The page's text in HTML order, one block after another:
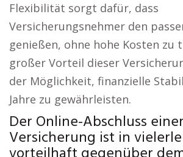
Flexibilität sorgt dafür, dass
Versicherungsnehmer den
genießen, ohne hohe Kosten zu
großer Vorteil dieser
der Möglichkeit, finanzielle
Jahre zu gewährleisten.
Der Online-Abschluss einer
Versicherung ist in